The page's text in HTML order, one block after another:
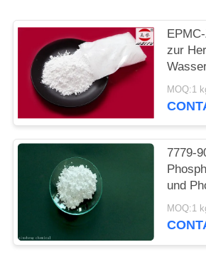
POLICY
zur
MOQ:1
7779-
und
Stahl
MOQ:1